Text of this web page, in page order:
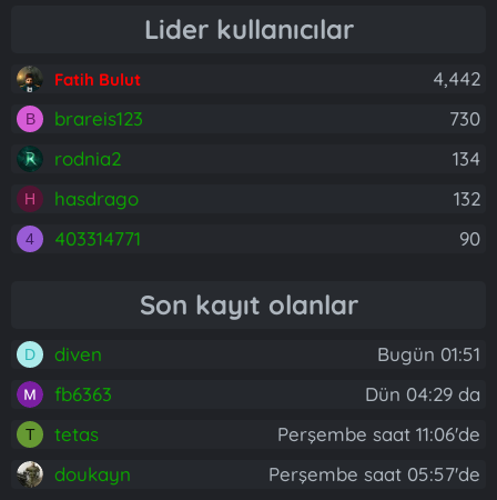
Lider kullanıcılar
Fatih Bulut 4,442
B brareis123
730
rodnia2
134
H hasdrago 132
4 403314771 90
Son kayıt olanlar
D diven
Bugün 01:51
fb6363
Dün 04:29 da
T tetas
Perşembe saat 11:06'de
doukayn
Perşembe saat 05:57'de